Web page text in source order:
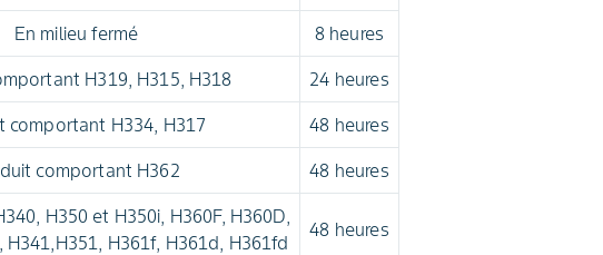
En milieu fermé 8 heures
H319, H315, H318 24 heures
comportant H334, H317 48 heures
comportant H362 48 heures
H350 et H350i, H360F, H360D,
H341,H351, H361f, H361d, H361fd
48 heures